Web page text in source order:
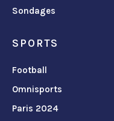
Sondages
SPORTS
Football
Omnisports
Paris 2024